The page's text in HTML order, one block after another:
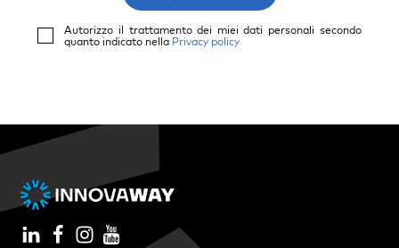
Autorizzo il trattamento dei miei dati personali secondo
quanto indicato nella Privacy policy